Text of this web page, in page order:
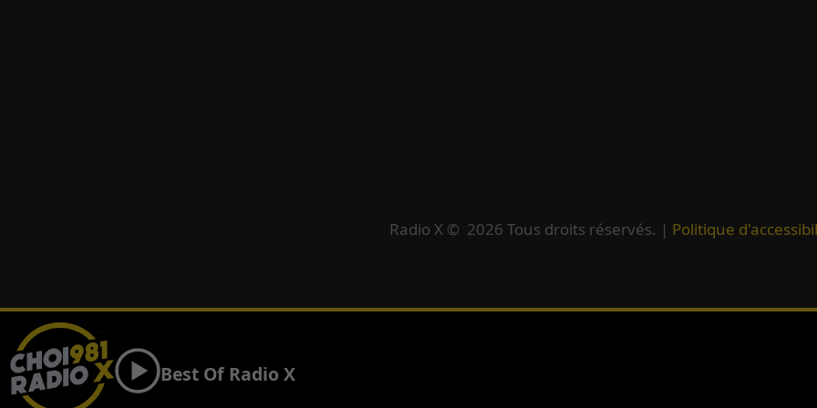
Radio X © 2026 Tous droits réservés. | Politique
Best Of Radio X